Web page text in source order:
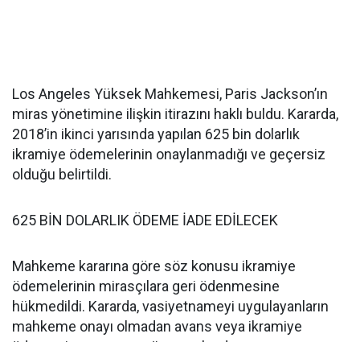
Los Angeles Yüksek Mahkemesi, Paris Jackson’ın
miras yönetimine ilişkin itirazını haklı buldu. Kararda,
2018’in ikinci yarısında yapılan 625 bin dolarlık
ikramiye ödemelerinin onaylanmadığı ve geçersiz
olduğu belirtildi.
625 BİN DOLARLIK ÖDEME İADE EDİLECEK
Mahkeme kararına göre söz konusu ikramiye
ödemelerinin mirasçılara geri ödenmesine
hükmedildi. Kararda, vasiyetnameyi uygulayanların
mahkeme onayı olmadan avans veya ikramiye